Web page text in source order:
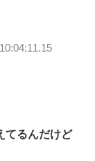
てるんだけど